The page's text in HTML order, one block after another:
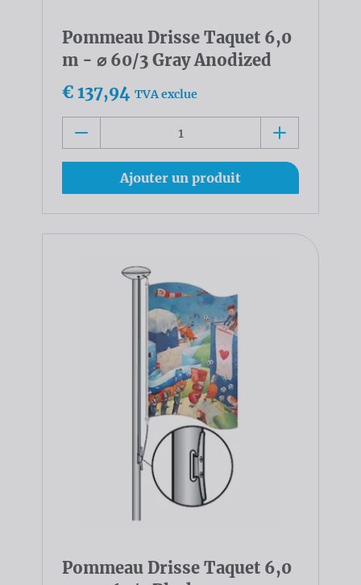
Pommeau Drisse Taquet 6,0
m - ⌀ 60/3 Gray Anodized
€ 137,94 TVA exclue
Ajouter un produit
Pommeau Drisse Taquet 6,0